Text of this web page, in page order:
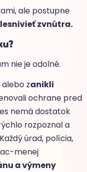
ale postupne
zvnútra.
nie je odolné.
zanikli
ochrane pred
nemá dostatok
rozpoznal a
úrad, polícia,
menej
a výmeny